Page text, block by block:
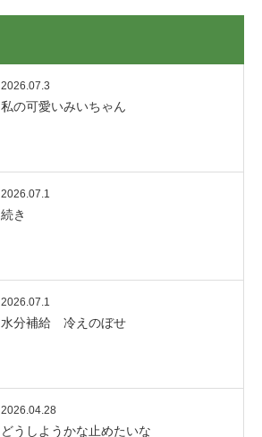
2026.07.3
私の可愛いみいちゃん
2026.07.1
続き
2026.07.1
水分補給 冷えのぼせ
2026.04.28
どうしようかな止めたいな